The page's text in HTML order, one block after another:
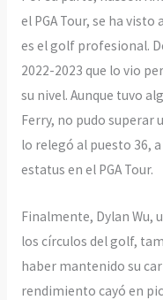
el PGA Tour, se ha
es el golf profesional.
2022-2023 que lo vio
su nivel. Aunque tuvo
Ferry, no pudo superar
lo relegó al puesto 36,
estatus en el PGA Tour.
Finalmente, Dylan Wu,
los círculos del golf,
haber mantenido su
rendimiento cayó en